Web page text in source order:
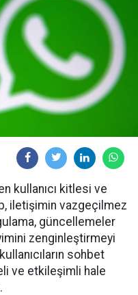
kullanıcı kitlesi ve
iletişimin vazgeçilmez
güncellemeler
zenginleştirmeyi
sohbet
ve etkileşimli hale